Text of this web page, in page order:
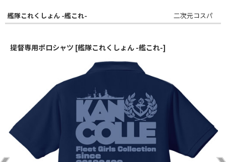
艦隊これくしょん -艦これ- 二次元コスパ
提督専用ポロシャツ [艦隊これくしょん -艦これ-]